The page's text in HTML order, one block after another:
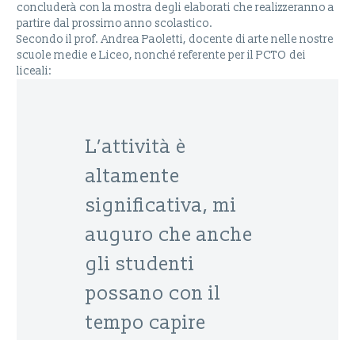
concluderà con la mostra degli elaborati che realizzeranno a
partire dal prossimo anno scolastico.
Secondo il prof. Andrea Paoletti, docente di arte nelle nostre
scuole medie e Liceo, nonché referente per il PCTO dei
liceali:
L’attività è
altamente
significativa, mi
auguro che anche
gli studenti
possano con il
tempo capire